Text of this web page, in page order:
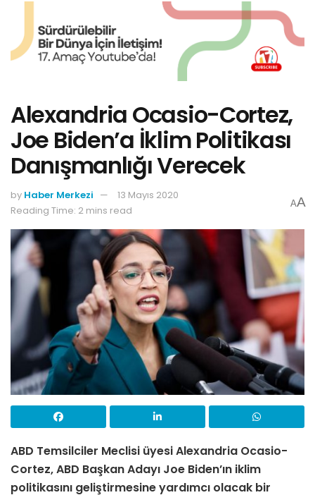
Alexandria Ocasio-Cortez,
Joe Biden’a İklim Politikası
Danışmanlığı Verecek
by Haber Merkezi
13 Mayıs 2020
Reading Time: 2 mins read
AA
ABD Temsilciler Meclisi üyesi Alexandria Ocasio-
Cortez, ABD Başkan Adayı Joe Biden’ın iklim
politikasını geliştirmesine yardımcı olacak bir